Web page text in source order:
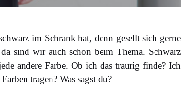
im Schrank hat, denn gesellt sich gerne
sind wir auch schon beim Thema. Schwarz
andere Farbe. Ob ich das traurig finde? Ich
tragen? Was sagst du?